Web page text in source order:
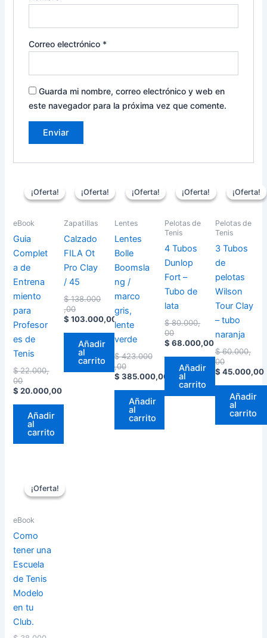
Correo electrónico *
Guarda mi nombre, correo electrónico y web en
este navegador para la próxima vez que comente.
¡Oferta!
¡Oferta!
eBook
Guia
Complet
a de
Entrena
miento
para
Profesor
es de
Tenis
$22.000,
00
precio
original
$ 20.000,00
precio
actual
Añadir
al
carrito
¡Oferta!
¡Oferta!
Zapatillas
Calzado
FILA Ot
Pro Clay
/ 45
$138.000
,00
precio
original
$ 103.000,00
precio
actual
Añadir
al
carrito
¡Oferta!
¡Oferta!
Lentes
Lentes
Bolle
Boomsla
ng /
marco
gris,
lente
verde
$423.000
,00
precio
original
$ 385.000,00
precio
actual
Añadir
al
carrito
¡Oferta!
¡Oferta!
Pelotas de
Tenis
4 Tubos
Dunlop
Fort –
Tubo de
lata
$80.000,
00
precio
original
$ 68.000,00
precio
actual
Añadir
al
carrito
¡Oferta!
¡Oferta!
Pelotas de
Tenis
3 Tubos
de
pelotas
Wilson
Tour Clay
– tubo
naranja
$60.000,
00
precio
original
$ 45.000,00
precio
actual
Añadir
al
carrito
¡Oferta!
¡Oferta!
eBook
Como
tener una
Escuela
de Tenis
Modelo
en tu
Club.
precio
original
precio
actual